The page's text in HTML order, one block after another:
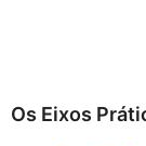
Os Eixos